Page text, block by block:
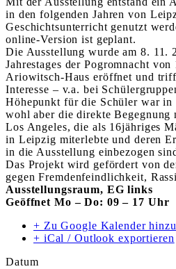
in den folgenden Jahren von
Geschichtsunterricht genutzt
online-Version ist geplant.
Die Ausstellung wurde am 8. 11.
Jahrestages der Pogromnacht
Ariowitsch-Haus eröffnet und
Interesse – v.a. bei
Höhepunkt für die Schüler war in
wohl aber die direkte Begegnung
Los Angeles, die als 16jähriges
in Leipzig miterlebte und deren
in die Ausstellung einbezogen
Das Projekt wird gefördert von
gegen Fremdenfeindlichkeit,
Ausstellungsraum, EG links
Geöffnet Mo – Do: 09 – 17 Uhr
+ Zu Google Kalender
+ iCal / Outlook exportieren
Datum